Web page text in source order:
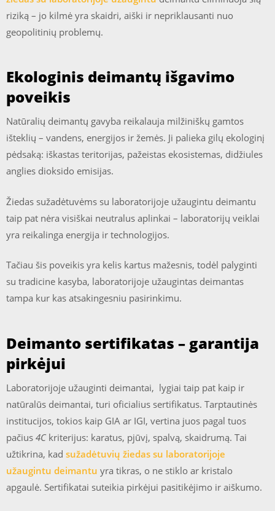
riziką – jo kilmė yra skaidri, aiški ir nepriklausanti nuo
geopolitinių problemų.
Ekologinis deimantų išgavimo
poveikis
Natūralių deimantų gavyba reikalauja milžiniškų gamtos
išteklių – vandens, energijos ir žemės. Ji palieka gilų ekologinį
pėdsaką: iškastas teritorijas, pažeistas ekosistemas, didžiules
anglies dioksido emisijas.
Žiedas sužadėtuvėms su laboratorijoje užaugintu deimantu
taip pat nėra visiškai neutralus aplinkai – laboratorijų veiklai
yra reikalinga energija ir technologijos.
Tačiau šis poveikis yra kelis kartus mažesnis, todėl palyginti
su tradicine kasyba, laboratorijoje užaugintas deimantas
tampa kur kas atsakingesniu pasirinkimu.
Deimanto sertifikatas – garantija
pirkėjui
Laboratorijoje užauginti deimantai, lygiai taip pat kaip ir
natūralūs deimantai, turi oficialius sertifikatus. Tarptautinės
institucijos, tokios kaip GIA ar IGI, vertina juos pagal tuos
pačius 4Ckriterijus: karatus, pjūvį, spalvą, skaidrumą. Tai
užtikrina, kad sužadėtuvių žiedas su laboratorijoje
užaugintu deimantu yra tikras, o ne stiklo ar kristalo
apgaulė. Sertifikatai suteikia pirkėjui pasitikėjimo ir aiškumo.